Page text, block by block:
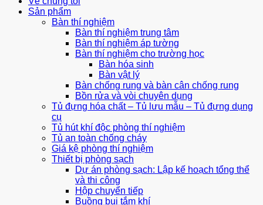
Sản phẩm
Bàn thí nghiệm
Bàn thí nghiệm trung tâm
Bàn thí nghiệm áp tường
Bàn thí nghiệm cho trường học
Bàn hóa sinh
Bàn vật lý
Bàn chống rung và bàn cân chống rung
Bồn rửa và vòi chuyên dụng
Tủ đựng hóa chất – Tủ lưu mẫu – Tủ đựng dụng
cụ
Tủ hút khí độc phòng thí nghiệm
Tủ an toàn chống cháy
Giá kệ phòng thí nghiệm
Thiết bị phòng sạch
Dự án phòng sạch: Lập kế hoạch tổng thể
và thi công
Hộp chuyển tiếp
Buồng bụi tắm khí